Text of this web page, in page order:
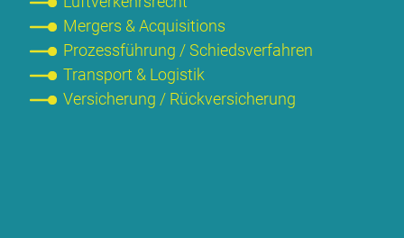
Mer­gers & Ac­qui­si­ti­ons
Pro­zess­füh­rung / Schieds­ver­fah­ren
Trans­port & Lo­gis­tik
Ver­si­che­rung / Rück­ver­si­che­rung